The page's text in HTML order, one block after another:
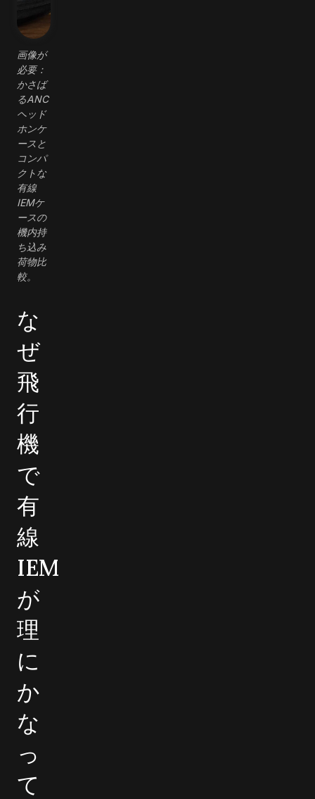
画像が
必要：
かさば
るANC
ヘッド
ホンケ
ースと
コンパ
クトな
有線
IEMケ
ースの
機内持
ち込み
荷物比
較。
な
ぜ
飛
行
機
で
有
線
IEM
が
理
に
か
な
っ
て